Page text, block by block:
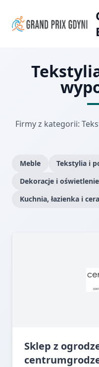
Firmy z kategorii:
Meble
Tekstylia i
Dekoracje i oświetlenie
Kuchnia, łazienka i
Sklep z